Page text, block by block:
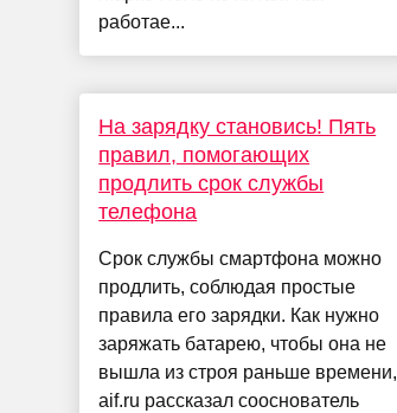
работае...
На зарядку становись! Пять
правил, помогающих
продлить срок службы
телефона
Срок службы смартфона можно
продлить, соблюдая простые
правила его зарядки. Как нужно
заряжать батарею, чтобы она не
вышла из строя раньше времени,
aif.ru рассказал сооснователь